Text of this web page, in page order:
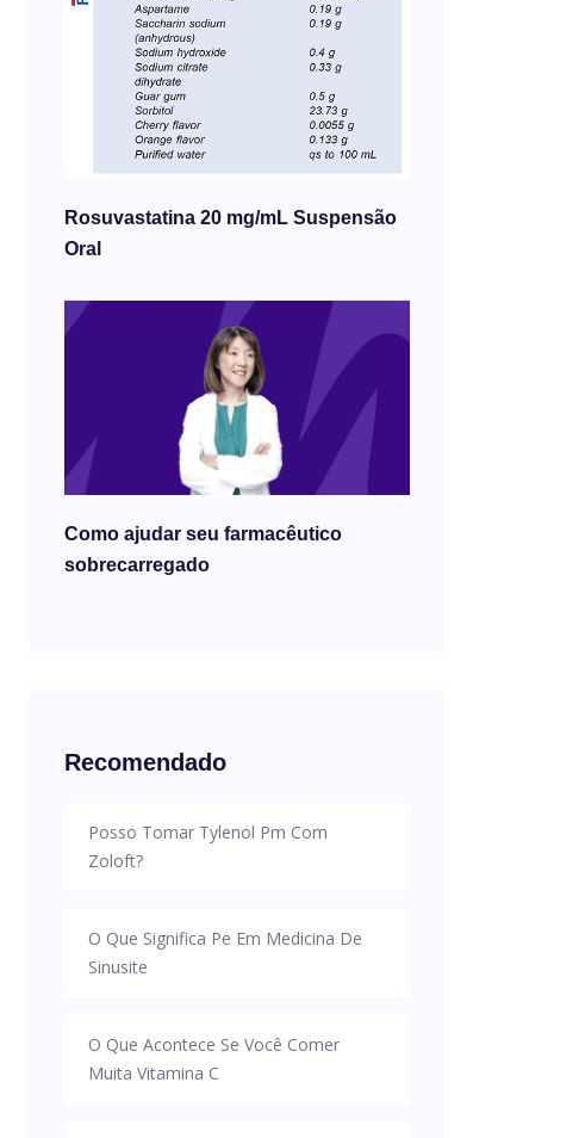
Rosuvastatina 20 mg/mL Suspensão
Oral
Como ajudar seu farmacêutico
sobrecarregado
Recomendado
Posso Tomar Tylenol Pm Com
Zoloft?
O Que Significa Pe Em Medicina De
Sinusite
O Que Acontece Se Você Comer
Muita Vitamina C